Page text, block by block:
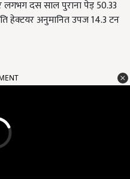
लगभग दस साल पुराना पेड़ 50.33
हेक्टयर अनुमानित उपज 14.3 टन